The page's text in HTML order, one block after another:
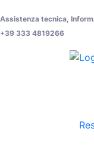
Assistenza tecnica,
+39 333 4819266